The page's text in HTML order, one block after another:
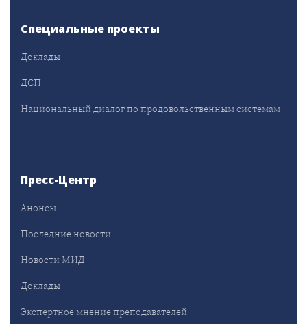
Специальные проекты
Доклады
ДСП
Национальный диалог по продовольственным системам
Пресс-Центр
Анонсы
Последние новости
Новости МИД
Доклады
Экспертное мнение преподавателей